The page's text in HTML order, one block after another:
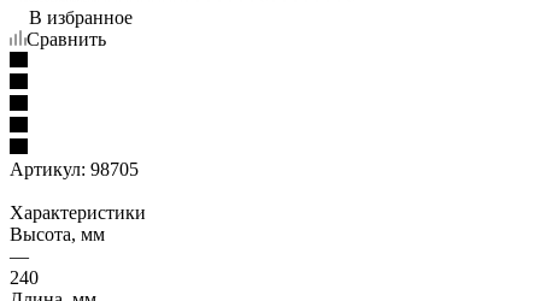
В избранное
Сравнить
Артикул: 98705
Характеристики
Высота, мм
—
240